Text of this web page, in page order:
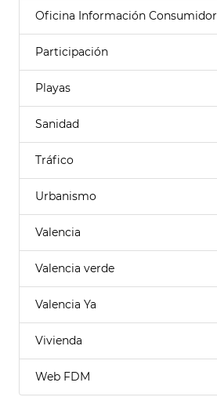
Oficina Información Consumidor
Participación
Playas
Sanidad
Tráfico
Urbanismo
Valencia
Valencia verde
Valencia Ya
Vivienda
Web FDM